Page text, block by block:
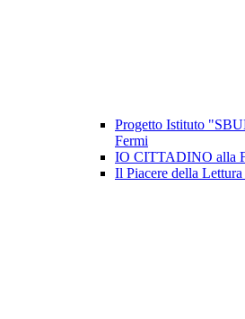
Progetto Istituto
Fermi
IO CITTADINO alla
Il Piacere della